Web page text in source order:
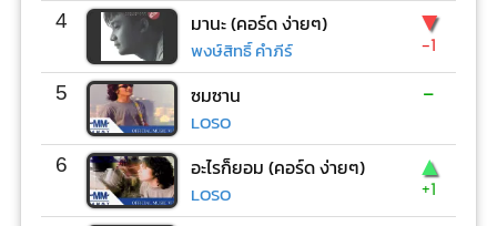
4 มานะ (คอร์ด ง่ายๆ)
พงษ์สิทธิ์ คำภีร์
▼
-1
5 ซมซาน
LOSO
-
6 อะไรก็ยอม (คอร์ด ง่ายๆ)
LOSO
▲
+1